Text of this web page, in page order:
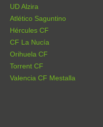
UD Alzira
Atlético Saguntino
Hércules CF
CF La Nucía
Orihuela CF
Torrent CF
Valencia CF Mestalla